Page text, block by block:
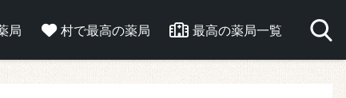
局 村で最高の薬局 最高の薬局一覧